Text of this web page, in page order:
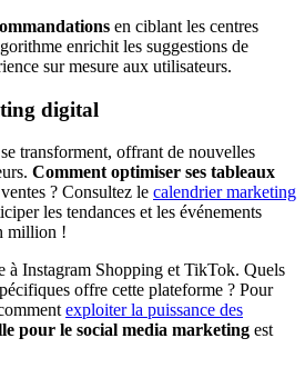
en ciblant les centres
enrichit les suggestions de
sur mesure aux utilisateurs.
digital
transforment, offrant de nouvelles
Comment optimiser ses tableaux
? Consultez le calendrier marketing
les tendances et les événements
million !
à Instagram Shopping et TikTok. Quels
offre cette plateforme ? Pour
exploiter la puissance des
pour le social media marketing est